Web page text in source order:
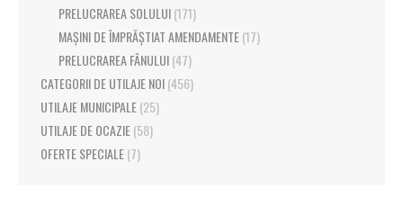
PRELUCRAREA SOLULUI(171)
MAȘINI DE ÎMPRĂȘTIAT AMENDAMENTE(17)
PRELUCRAREA FÂNULUI(47)
CATEGORII DE UTILAJE NOI(456)
UTILAJE MUNICIPALE(25)
UTILAJE DE OCAZIE(58)
OFERTE SPECIALE(7)